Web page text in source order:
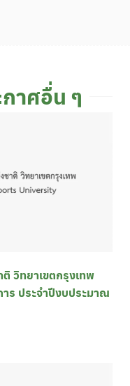
าศอื่น ๆ
วิทยาเขตกรุงเทพ
าร ประจำปีงบประมาณ